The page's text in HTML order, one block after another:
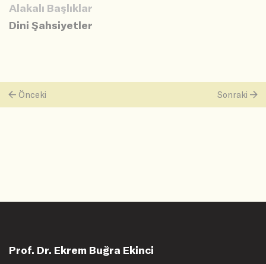
Alakalı Başlıklar
Dini Şahsiyetler
Önceki Sonraki
Prof. Dr. Ekrem Buğra Ekinci